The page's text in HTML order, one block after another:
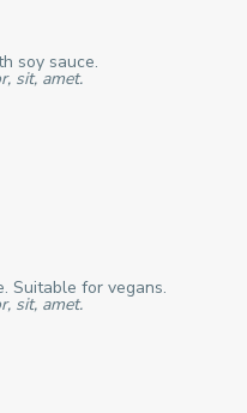
soy sauce.
sit, amet.
Suitable for vegans.
sit, amet.